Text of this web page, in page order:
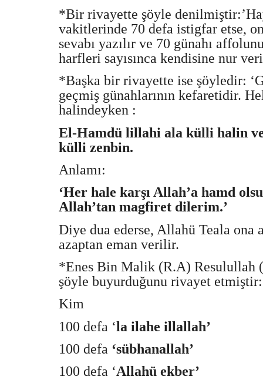
*Bir rivayette şöyle
vakitlerinde 70 defa istigfar etse,
sevabı yazılır ve 70 günahı
harfleri sayısınca kendisine nur
*Başka bir rivayette ise şöyledir:
geçmiş günahlarının kefaretidir.
halindeyken :
El-Hamdü lillahi ala külli halin
külli zenbin.
Anlamı:
‘Her hale karşı Allah’a hamd
Allah’tan magfiret dilerim.’
Diye dua ederse, Allahü Teala ona
azaptan eman verilir.
*Enes Bin Malik (R.A) Resulullah
şöyle buyurduğunu rivayet etmiştir:
Kim
100 defa ‘la ilahe illallah’
100 defa ‘sübhanallah’
100 defa ‘Allahü ekber’